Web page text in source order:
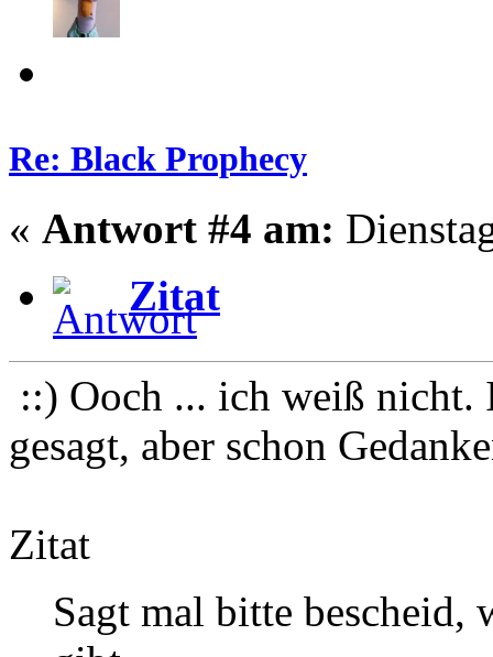
Re: Black Prophecy
« Antwort #4 am:
Zitat
::) Ooch ... ich weiß nicht.
gesagt, aber schon
Zitat
Sagt mal bitte bescheid,